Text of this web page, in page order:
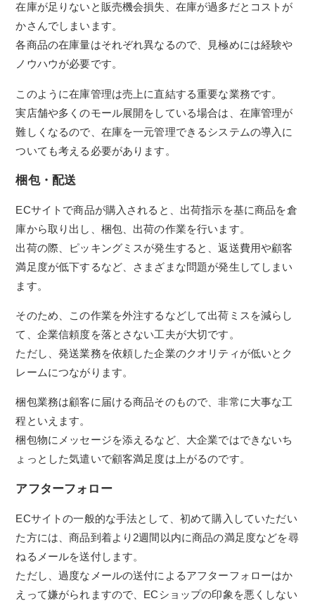
在庫が足りないと販売機会損失、在庫が過多だとコストが
かさんでしまいます。
各商品の在庫量はそれぞれ異なるので、見極めには経験や
ノウハウが必要です。
このように在庫管理は売上に直結する重要な業務です。
実店舗や多くのモール展開をしている場合は、在庫管理が
難しくなるので、在庫を一元管理できるシステムの導入に
ついても考える必要があります。
梱包・配送
ECサイトで商品が購入されると、出荷指示を基に商品を倉
庫から取り出し、梱包、出荷の作業を行います。
出荷の際、ピッキングミスが発生すると、返送費用や顧客
満足度が低下するなど、さまざまな問題が発生してしまい
ます。
そのため、この作業を外注するなどして出荷ミスを減らし
て、企業信頼度を落とさない工夫が大切です。
ただし、発送業務を依頼した企業のクオリティが低いとク
レームにつながります。
梱包業務は顧客に届ける商品そのもので、非常に大事な工
程といえます。
梱包物にメッセージを添えるなど、大企業ではできないち
ょっとした気遣いで顧客満足度は上がるのです。
アフターフォロー
ECサイトの一般的な手法として、初めて購入していただい
た方には、商品到着より2週間以内に商品の満足度などを尋
ねるメールを送付します。
ただし、過度なメールの送付によるアフターフォローはか
えって嫌がられますので、ECショップの印象を悪くしない